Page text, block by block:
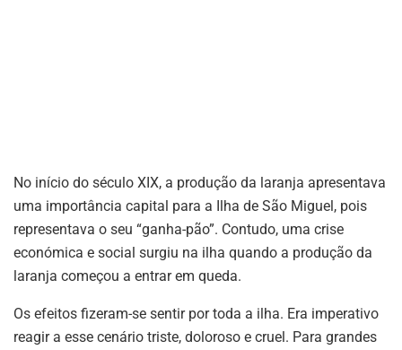
No início do século XIX, a produção da laranja apresentava
uma importância capital para a Ilha de São Miguel, pois
representava o seu “ganha-pão”. Contudo, uma crise
económica e social surgiu na ilha quando a produção da
laranja começou a entrar em queda.
Os efeitos fizeram-se sentir por toda a ilha. Era imperativo
reagir a esse cenário triste, doloroso e cruel. Para grandes